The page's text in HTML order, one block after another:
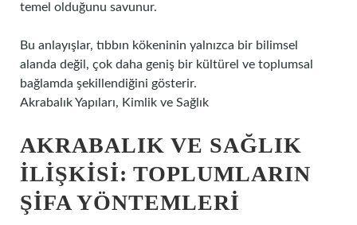
temel olduğunu savunur.
Bu anlayışlar, tıbbın kökeninin yalnızca bir bilimsel
alanda değil, çok daha geniş bir kültürel ve toplumsal
bağlamda şekillendiğini gösterir.
Akrabalık Yapıları, Kimlik ve Sağlık
AKRABALIK VE SAĞLIK
İLIŞKISI: TOPLUMLARIN
ŞIFA YÖNTEMLERI